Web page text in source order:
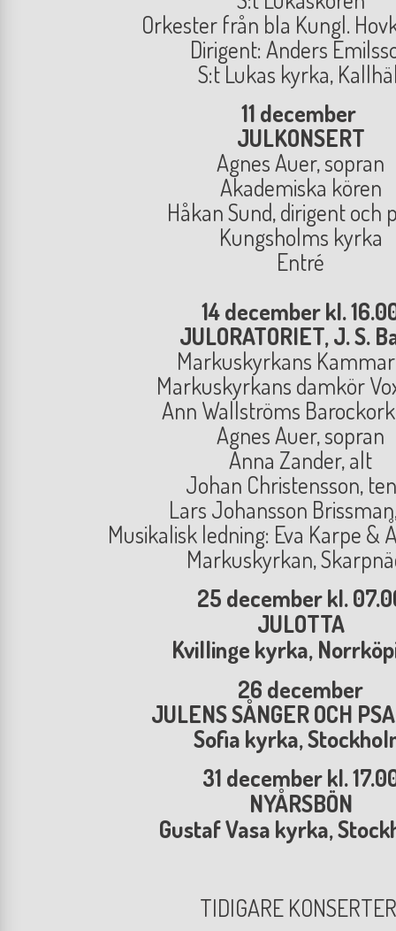
Orkester från bla Kungl.
Dirigent: Anders
S:t Lukas kyrka,
11 december
JULKONSERT
Agnes Auer, sopran
Akademiska kören
Håkan Sund, dirigent och
Kungsholms kyrka
Entré
14 december kl.
JULORATORIET, J. S.
Markuskyrkans
Markuskyrkans damkör
Ann Wallströms
Agnes Auer, sopran
Anna Zander, alt
Johan Christensson,
Lars Johansson
Musikalisk ledning: Eva Karpe &
Markuskyrkan,
25 december kl.
JULOTTA
Kvillinge kyrka,
26 december
JULENS SÅNGER OCH
Sofia kyrka,
31 december kl.
NYÅRSBÖN
Gustaf Vasa kyrka,
TIDIGARE